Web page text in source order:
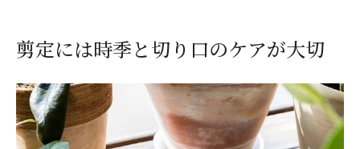
剪定には時季と切り口のケアが大切